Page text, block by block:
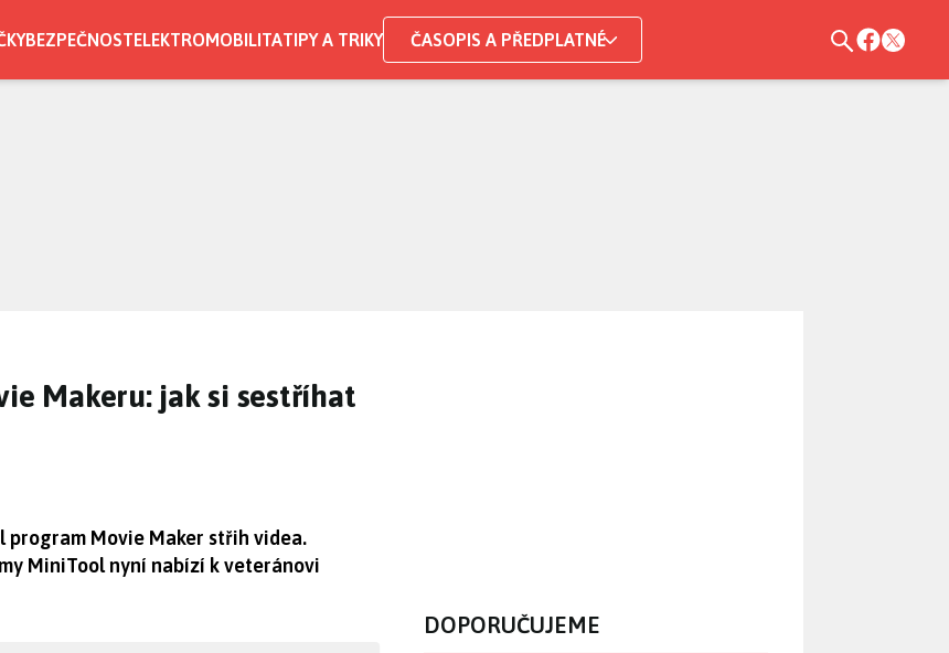
BEZPEČNOSTELEKTROMOBILITATIPY A TRIKY ČASOPIS A PŘEDPLATNÉ
Makeru: jak si sestříhat
program Movie Maker střih videa.
MiniTool nyní nabízí k veteránovi
DOPORUČUJEME